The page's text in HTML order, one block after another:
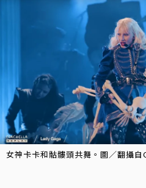
女神卡卡和骷髏頭共舞。圖／翻攝